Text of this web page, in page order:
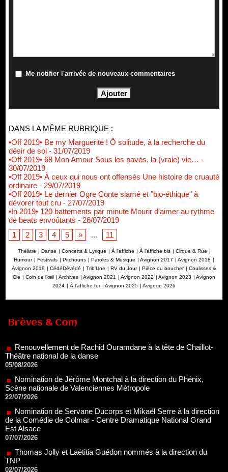
Me notifier l'arrivée de nouveaux commentaires
DANS LA MÊME RUBRIQUE :
•Off 2019• Be my Marguerite ! Ô solitude, à la recherche du
désir de soi - 31/07/2019
•Off 2019• 68 Mon Amour Sous les pavés, la (vraie) vie… -
30/07/2019
•Off 2019• À ceux qui nous ont offensés Une histoire de cruauté
ordinaire - 29/07/2019
•Off 2019• Le dernier Ogre Conte slamé et "bio-éthique" à
dévorer tout cru - 27/07/2019
•In 2019• 120 battements par minute Mourir d'aimer au rythme
de beats envoûtants - 26/07/2019
1
2 3 4 5 » ... 11
Théâtre | Danse | Concerts & Lyrique | À l'affiche | À l'affiche bis | Cirque & Rue |
Humour | Festivals | Pitchouns | Paroles & Musique | Avignon 2017 | Avignon 2018 |
Avignon 2019 | CédéDévédé | Trib'Une | RV du Jour | Pièce du boucher | Coulisses &
Cie | Coin de l’œil | Archives | Avignon 2021 | Avignon 2022 | Avignon 2023 | Avignon
2024 | À l'affiche ter | Avignon 2025 | Avignon 2026
Brèves & Com
Théâtre national de la danse
Nomination de Jérôme Montchal à la direction du Phénix,
Scène nationale de Valenciennes Métropole
22/07/2026
Nomination de Servane Ducorps et Mikaël Serre à la direction
de la Comédie de Colmar - Centre Dramatique National Grand
Est Alsace
Thomas Jolly et Laëtitia Guédon nommés à la direction du
TNP
02/07/2026
Fonds SACD Théâtre : les lauréats 2026
23/06/2026